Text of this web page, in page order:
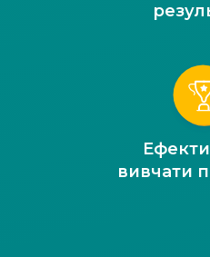
вивчати